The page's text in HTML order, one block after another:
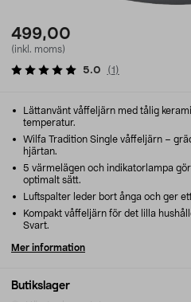
499,00
(inkl. moms)
5.0 (1 )
Butikslager
Lättanvänt våffeljärn med tålig
temperatur.
Wilfa Tradition Single våffeljärn –
hjärtan.
5 värmelägen och indikatorlampa
optimalt sätt.
Luftspalter leder bort ånga och ger
Kompakt våffeljärn för det lilla
Svart.
Mer information